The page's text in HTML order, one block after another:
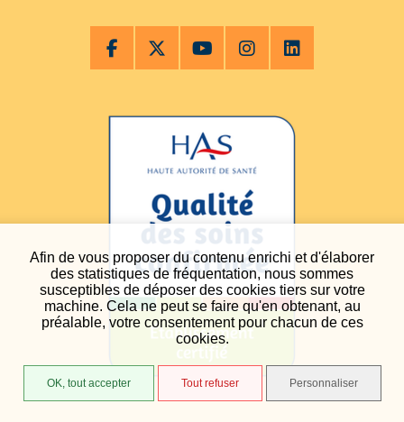
Afin de vous proposer du contenu enrichi et d'élaborer
des statistiques de fréquentation, nous sommes
susceptibles de déposer des cookies tiers sur votre
machine. Cela ne peut se faire qu'en obtenant, au
préalable, votre consentement pour chacun de ces
cookies.
OK, tout accepter Tout refuser Personnaliser